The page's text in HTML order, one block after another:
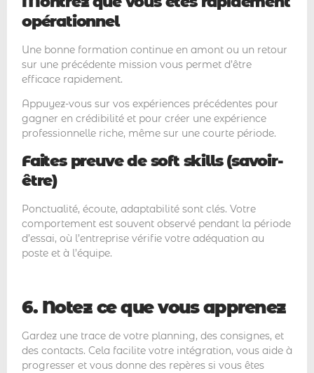
opérationnel
Une bonne formation continue en amont ou un retour
sur une précédente mission vous permet d’être
efficace rapidement.
Appuyez-vous sur vos expériences précédentes pour
gagner en crédibilité et pour créer une expérience
professionnelle riche, même sur une courte période.
Faites preuve de soft skills (savoir-
être)
Ponctualité, écoute, adaptabilité sont clés. Votre
comportement est souvent observé pendant la période
d’essai, où l’entreprise vérifie votre adéquation au
poste et à l’équipe.
6. Notez ce que vous apprenez
Gardez une trace de votre planning, des consignes, et
des contacts. Cela facilite votre intégration, vous aide à
progresser et vous donne des repères si vous êtes